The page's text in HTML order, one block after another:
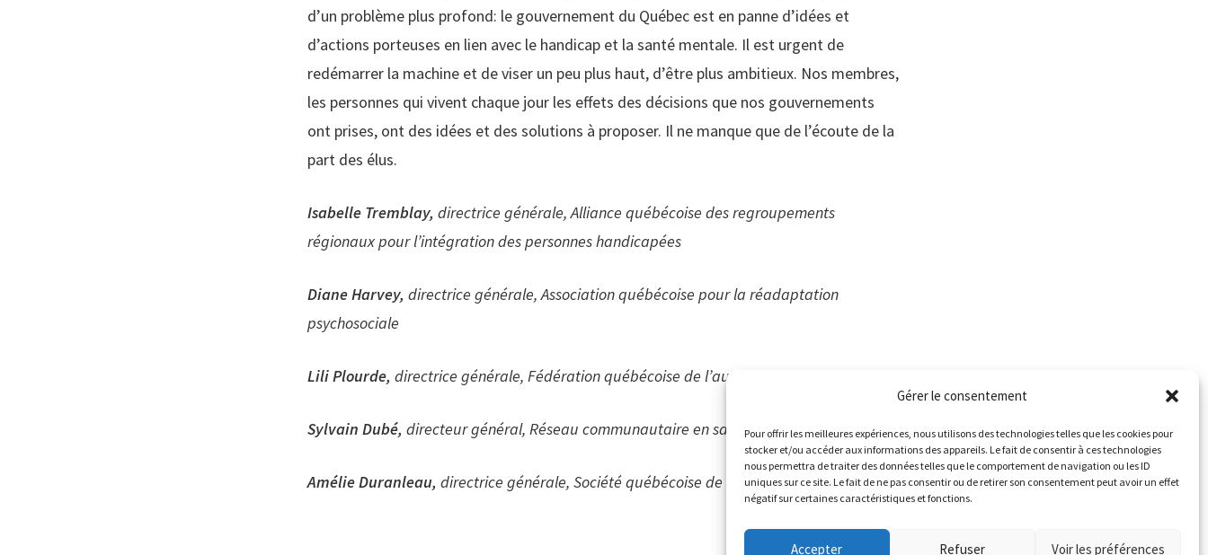
Gérer le consentement
Pour offrir les meilleures expériences, nous utilisons des technologies telles que les cookies pour
stocker et/ou accéder aux informations des appareils. Le fait de consentir à ces technologies
nous permettra de traiter des données telles que le comportement de navigation ou les ID
uniques sur ce site. Le fait de ne pas consentir ou de retirer son consentement peut avoir un effet
négatif sur certaines caractéristiques et fonctions.
Accepter Refuser Voir les préférences
d’un problème plus profond: le gouvernement du Québec est en panne d’idées et
d’actions porteuses en lien avec le handicap et la santé mentale. Il est urgent de
redémarrer la machine et de viser un peu plus haut, d’être plus ambitieux. Nos membres,
les personnes qui vivent chaque jour les effets des décisions que nos gouvernements
ont prises, ont des idées et des solutions à proposer. Il ne manque que de l’écoute de la
part des élus.
Isabelle Tremblay, directrice générale, Alliance québécoise des regroupements
régionaux pour l’intégration des personnes handicapées
Diane Harvey, directrice générale, Association québécoise pour la réadaptation
psychosociale
Lili Plourde, directrice générale, Fédération québécoise de l’autisme
Sylvain Dubé, directeur général, Réseau communautaire en santé mentale (COSME)
Amélie Duranleau, directrice générale, Société québécoise de la déficience intellectuelle